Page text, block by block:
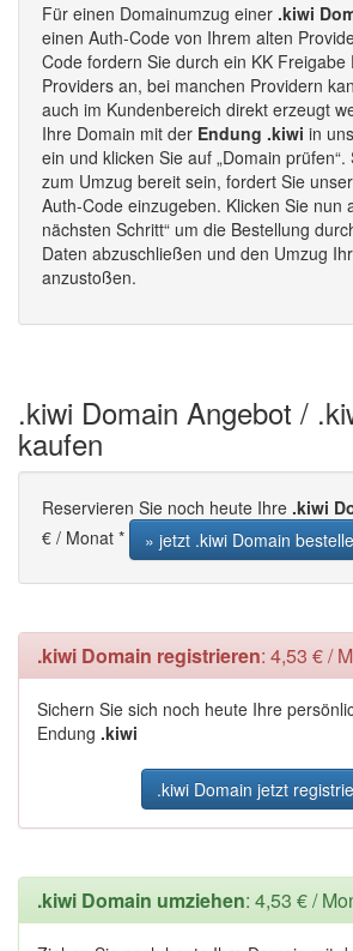
Für einen Domainumzug einer .kiwi
einen Auth-Code von Ihrem alten
Code fordern Sie durch ein KK
Providers an, bei manchen Providern
auch im Kundenbereich direkt erzeugt
Ihre Domain mit der Endung .kiwi in
ein und klicken Sie auf „Domain
zum Umzug bereit sein, fordert Sie
Auth-Code einzugeben. Klicken Sie nun
nächsten Schritt“ um die Bestellung
Daten abzuschließen und den Umzug
anzustoßen.
.kiwi Domain Angebot /
kaufen
Reservieren Sie noch heute Ihre .kiwi
€ / Monat *
» jetzt .kiwi Domain
.kiwi Domain registrieren: 4,53 € /
Sichern Sie sich noch heute Ihre
Endung .kiwi
.kiwi Domain jetzt
.kiwi Domain umziehen: 4,53 € /